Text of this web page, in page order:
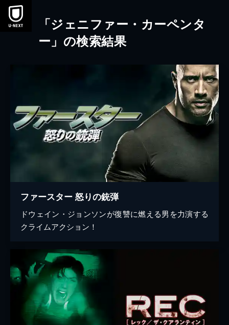
本文へスキップ
「ジェニファー・カーペンタ
ー」の検索結果
ファースター 怒りの銃弾
ドウェイン・ジョンソンが復讐に燃える男を力演する
クライムアクション！